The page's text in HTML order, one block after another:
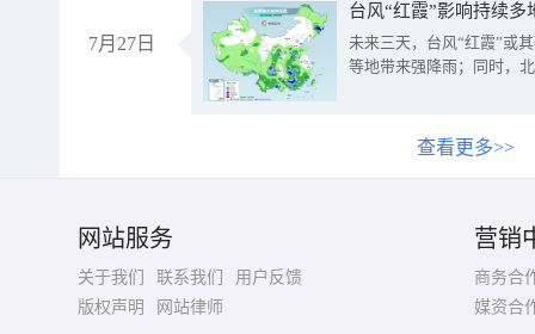
7月27日
台风“红霞”影响持续
未来三天，台风“红霞”或
等地带来强降雨；同时，
查看更多>>
网站服务
关于我们 联系我们
用户反馈
版权声明
网站律师
营销
商务合
媒资合